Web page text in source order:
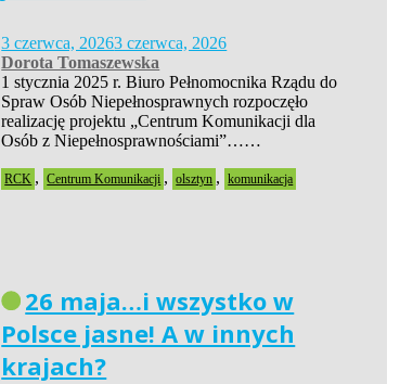
3 czerwca, 20263 czerwca, 2026
Dorota Tomaszewska
1 stycznia 2025 r. Biuro Pełnomocnika Rządu do
Spraw Osób Niepełnosprawnych rozpoczęło
realizację projektu „Centrum Komunikacji dla
Osób z Niepełnosprawnościami”……
RCK , Centrum Komunikacji , olsztyn , komunikacja
26 maja…i wszystko w
Polsce jasne! A w innych
krajach?